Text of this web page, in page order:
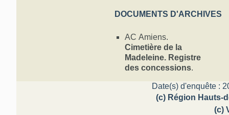
DOCUMENTS D'ARCHIVES
AC Amiens.
Cimetière de la
Madeleine. Registre
des concessions.
Date(s) d'enquête :
(c) Région Hauts-
(c)